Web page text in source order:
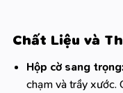
Chất Liệu và
Hộp cờ sang
chạm và trầy xước.